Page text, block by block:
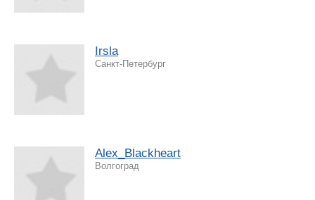
Irsla
Санкт-Петербург
Alex_Blackheart
Волгоград